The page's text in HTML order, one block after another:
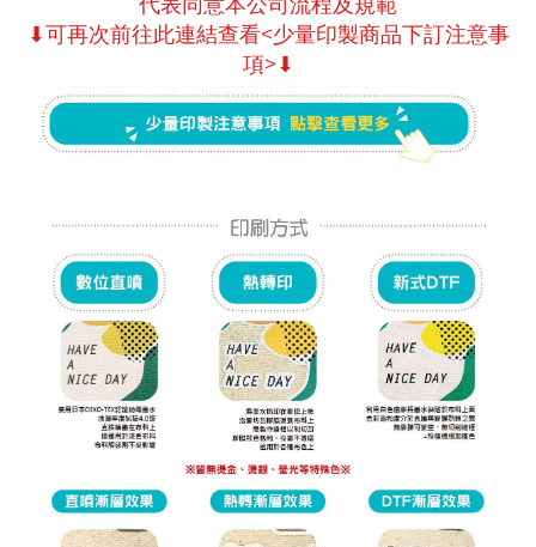
⬇可再次前往此連結查看<少量印製商品下訂注意事
項>⬇